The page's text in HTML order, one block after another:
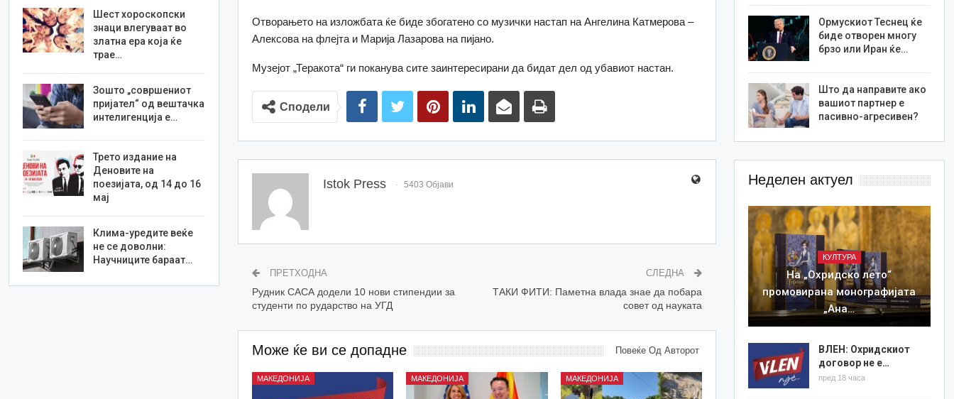
Отворањето на изложбата ќе биде збогатено со музички настап на Ангелина Катмерова –
Алексова на флејта и Марија Лазарова на пијано.
Музејот „Теракота“ ги поканува сите заинтересирани да бидат дел од убавиот настан.
Сподели
Istok Press 5403 Објави
ПРЕТХОДНА
Рудник САСА додели 10 нови стипендии за
студенти по рударство на УГД
СЛЕДНА
ТАКИ ФИТИ: Паметна влада знае да побара
совет од науката
Може ќе ви се допадне Повеќе Од Авторот
МАКЕДОНИЈА МАКЕДОНИЈА МАКЕДОНИЈА
Ормускиот Теснец ќе
биде отворен многу
брзо или Иран ќе…
Што да направите ако
вашиот партнер е
пасивно-агресивен?
Неделен актуел
КУЛТУРА
На „Охридско лето“
промовирана монографијата
„Ана…
ВЛЕН: Охридскиот
договор не е…
пред 18 часа
Шест хороскопски
знаци влегуваат во
златна ера која ќе
трае…
Зошто „совршениот
пријател“ од вештачка
интелигенција е…
Трето издание на
Деновите на
поезијата, од 14 до 16
мај
Клима-уредите веќе
не се доволни:
Научниците бараат…